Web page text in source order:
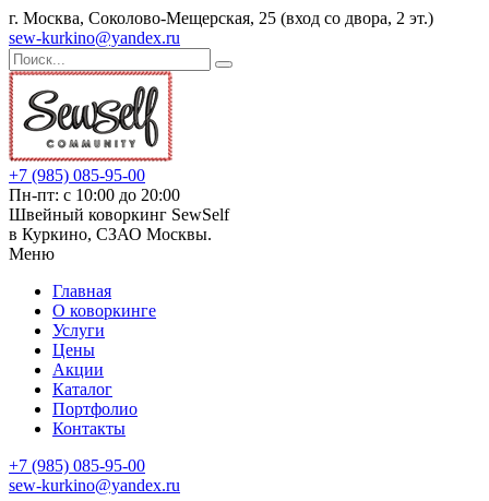
г. Москва, Соколово-Мещерская, 25 (вход со двора, 2 эт.)
sew-kurkino@yandex.ru
+7 (985) 085-95-00
Пн-пт: с 10:00 до 20:00
Швейный коворкинг SewSelf
в Куркино, СЗАО Москвы.
Меню
Главная
О коворкинге
Услуги
Цены
Акции
Каталог
Портфолио
Контакты
+7 (985) 085-95-00
sew-kurkino@yandex.ru